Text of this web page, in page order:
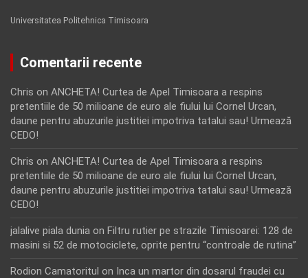
Universitatea Politehnica Timisoara
Comentarii recente
Chris on ANCHETA! Curtea de Apel Timisoara a respins
pretentiile de 50 milioane de euro ale fiului lui Cornel Urcan,
daune pentru abuzurile justitiei impotriva tatalui sau! Urmează
CEDO!
Chris on ANCHETA! Curtea de Apel Timisoara a respins
pretentiile de 50 milioane de euro ale fiului lui Cornel Urcan,
daune pentru abuzurile justitiei impotriva tatalui sau! Urmează
CEDO!
jalalive piala dunia on Filtru rutier pe strazile Timisoarei: 128 de
masini si 52 de motociclete, oprite pentru “controale de rutina”
Rodion Camatoritul on Inca un martor din dosarul fraudei cu